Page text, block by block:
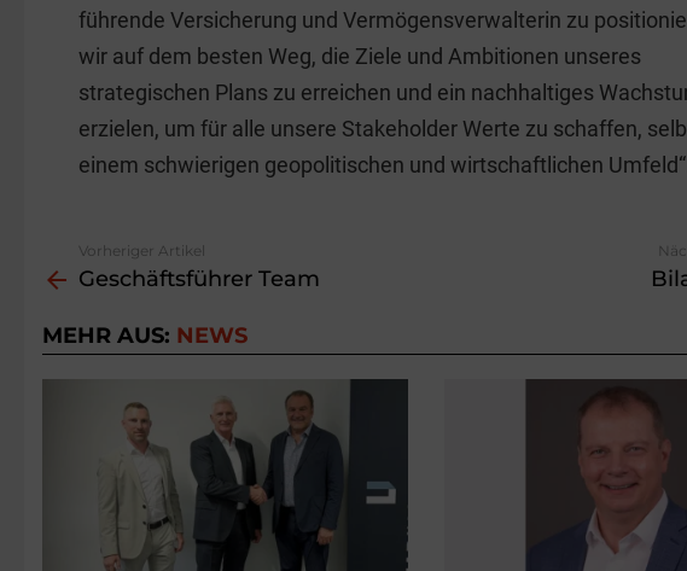
führende Versicherung und Vermögensverwalterin zu
wir auf dem besten Weg, die Ziele und Ambitionen unseres
strategischen Plans zu erreichen und ein nachhaltiges
erzielen, um für alle unsere Stakeholder Werte zu schaffen,
einem schwierigen geopolitischen und wirtschaftlichen
more
Vorheriger Artikel
Geschäftsführer Team
MEHR AUS: NEWS